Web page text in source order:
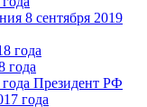
8 сентября 2019
года
года
Президент РФ
года